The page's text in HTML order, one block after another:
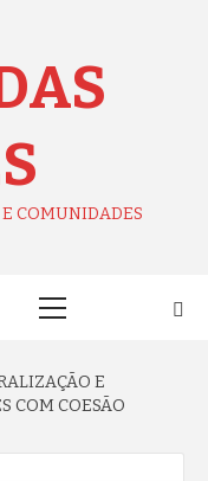
COMUNIDADES
E
COM COESÃO